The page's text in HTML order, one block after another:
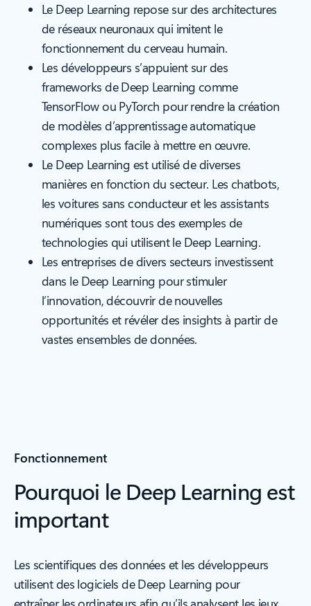
Le Deep Learning repose sur des architectures
de réseaux neuronaux qui imitent le
fonctionnement du cerveau humain.
Les développeurs s’appuient sur des
frameworks de Deep Learning comme
TensorFlow ou PyTorch pour rendre la création
de modèles d’apprentissage automatique
complexes plus facile à mettre en œuvre.
Le Deep Learning est utilisé de diverses
manières en fonction du secteur. Les chatbots,
les voitures sans conducteur et les assistants
numériques sont tous des exemples de
technologies qui utilisent le Deep Learning.
Les entreprises de divers secteurs investissent
dans le Deep Learning pour stimuler
l’innovation, découvrir de nouvelles
opportunités et révéler des insights à partir de
vastes ensembles de données.
Fonctionnement
Pourquoi le Deep Learning est
important
Les scientifiques des données et les développeurs
utilisent des logiciels de Deep Learning pour